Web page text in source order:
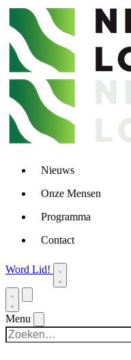
Nieuws
Onze Mensen
Programma
Contact
Word Lid!
Menu